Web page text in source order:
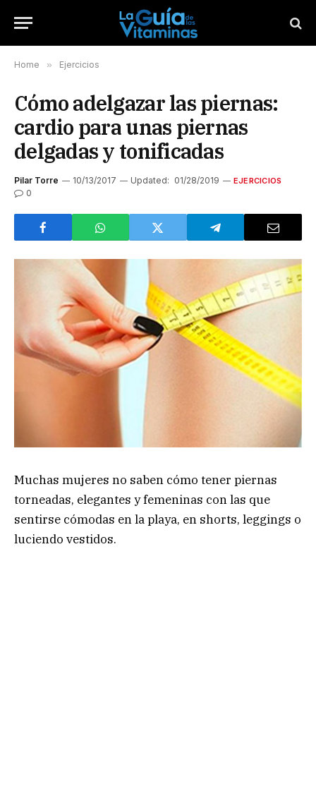
Home » Ejercicios
Cómo adelgazar las piernas:
cardio para unas piernas
delgadas y tonificadas
Pilar Torre 10/13/2017 Updated: 01/28/2019 EJERCICIOS
0
Muchas mujeres no saben cómo tener piernas
torneadas, elegantes y femeninas con las que
sentirse cómodas en la playa, en shorts, leggings o
luciendo vestidos.